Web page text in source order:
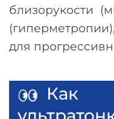
близорукости
для
Как